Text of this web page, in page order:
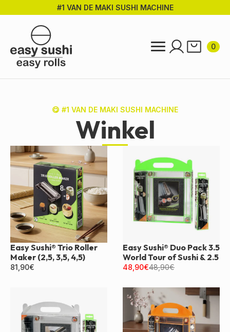
de
hoofdinhoud
#1 VAN DE MAKI SUSHI MACHINE
0
😋 #1 VAN DE MAKI SUSHI MACHINE
Winkel
Easy Sushi® Trio Roller
Maker (2,5, 3,5, 4,5)
81,90€
Easy Sushi® Duo Pack 3.5
World Tour of Sushi & 2.5
48,90€48,90€